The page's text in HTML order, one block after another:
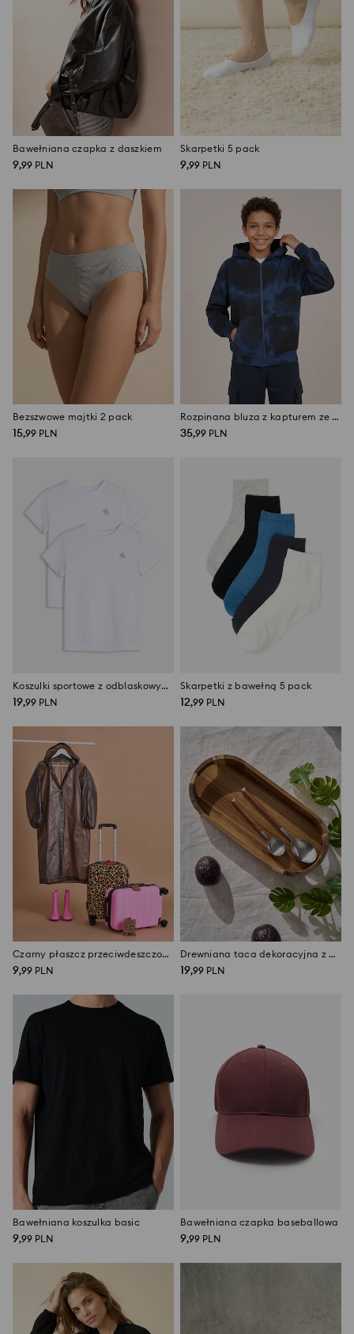
Bawełniana czapka z daszkiem
9,99 PLN
Skarpetki 5 pack
9,99 PLN
Bezszwowe majtki 2 pack
15,99 PLN
Rozpinana bluza z kapturem ze wzorem tie-dye
35,99 PLN
Koszulki sportowe z odblaskowym nadrukiem Active 2 pack
19,99 PLN
Skarpetki z bawełną 5 pack
12,99 PLN
Czarny płaszcz przeciwdeszczowy
9,99 PLN
Drewniana taca dekoracyjna z uchwytem
19,99 PLN
Bawełniana koszulka basic
9,99 PLN
Bawełniana czapka baseballowa
9,99 PLN